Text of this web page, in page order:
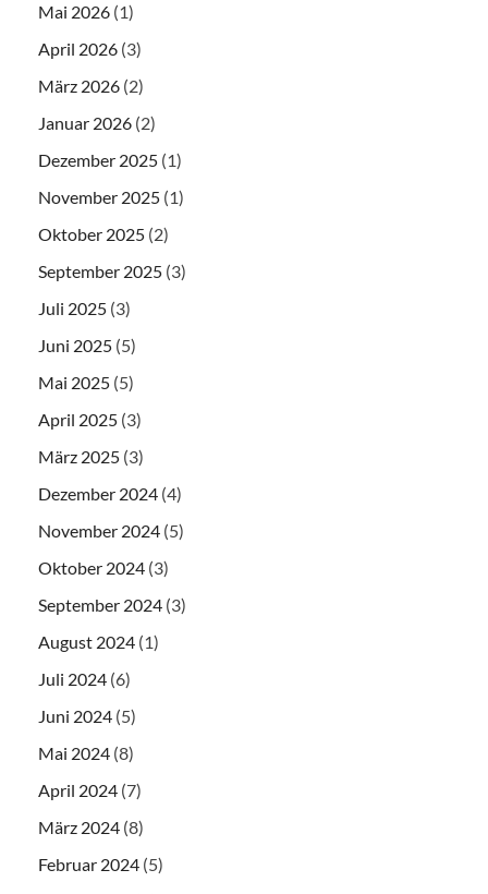
Mai 2026 (1)
April 2026 (3)
März 2026 (2)
Januar 2026 (2)
Dezember 2025 (1)
November 2025 (1)
Oktober 2025 (2)
September 2025 (3)
Juli 2025 (3)
Juni 2025 (5)
Mai 2025 (5)
April 2025 (3)
März 2025 (3)
Dezember 2024 (4)
November 2024 (5)
Oktober 2024 (3)
September 2024 (3)
August 2024 (1)
Juli 2024 (6)
Juni 2024 (5)
Mai 2024 (8)
April 2024 (7)
März 2024 (8)
Februar 2024 (5)